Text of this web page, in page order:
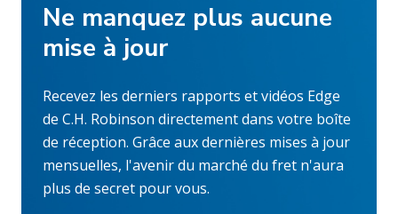
Ne manquez plus aucune
mise à jour
Recevez les derniers rapports et vidéos Edge
de C.H. Robinson directement dans votre boîte
de réception. Grâce aux dernières mises à jour
mensuelles, l'avenir du marché du fret n'aura
plus de secret pour vous.